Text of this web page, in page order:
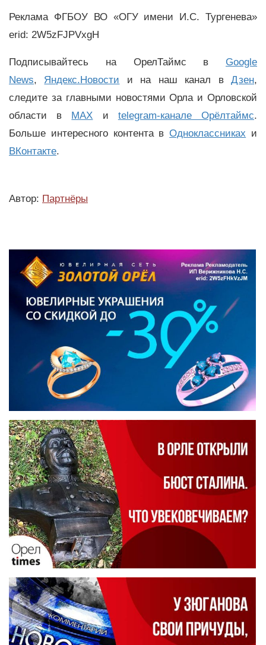
Реклама ФГБОУ ВО «ОГУ имени И.С. Тургенева»
erid: 2W5zFJPVxgH
Подписывайтесь на ОрелТаймс в Google
News, Яндекс.Новости и на наш канал вДзен,
следите за главными новостями Орла и Орловской
области в MAX и telegram-канале Орёлтаймс.
Больше интересного контента вОдноклассниках и
ВКонтакте.
Автор: Партнёры